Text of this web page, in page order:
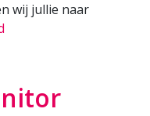
wij jullie naar